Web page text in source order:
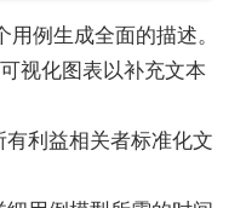
用例生成全面的描述。
视化图表以补充文本
有利益相关者标准化文